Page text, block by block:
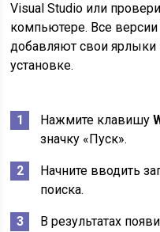
Visual Studio или
компьютере. Все
добавляют свои
установке.
Нажмите клавишу
значку «Пуск».
Начните вводить
поиска.
В результатах